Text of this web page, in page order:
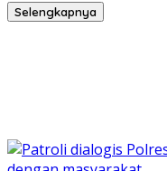
Selengkapnya